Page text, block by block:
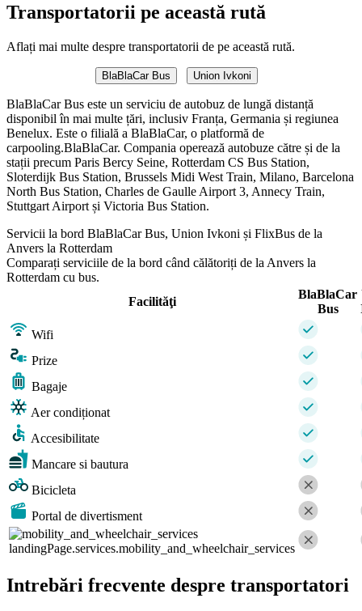
Transportatorii pe această rută
Aflați mai multe despre transportatorii de pe această rută.
BlaBlaCar Bus Union Ivkoni
BlaBlaCar Bus este un serviciu de autobuz de lungă distanță
disponibil în mai multe țări, inclusiv Franța, Germania și regiunea
Benelux. Este o filială a BlaBlaCar, o platformă de
carpooling.BlaBlaCar. Compania operează autobuze către și de la
stații precum Paris Bercy Seine, Rotterdam CS Bus Station,
Sloterdijk Bus Station, Brussels Midi West Train, Milano, Barcelona
North Bus Station, Charles de Gaulle Airport 3, Annecy Train,
Stuttgart Airport și Victoria Bus Station.
Servicii la bord BlaBlaCar Bus, Union Ivkoni și FlixBus de la
Anvers la Rotterdam
Comparați serviciile de la bord când călătoriți de la Anvers la
Rotterdam cu bus.
Facilităţi
BlaBlaCar
Bus
Wifi
Prize
Bagaje
Aer condiționat
Accesibilitate
Mancare si bautura
Bicicleta
Portal de divertisment
landingPage.services.mobility_and_wheelchair_services
Intrebări frecvente despre transportatori